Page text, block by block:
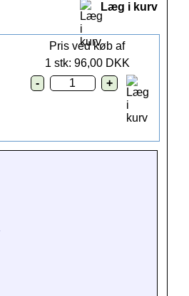
Læg i kurv
Pris ved køb af
1 stk: 96,00 DKK